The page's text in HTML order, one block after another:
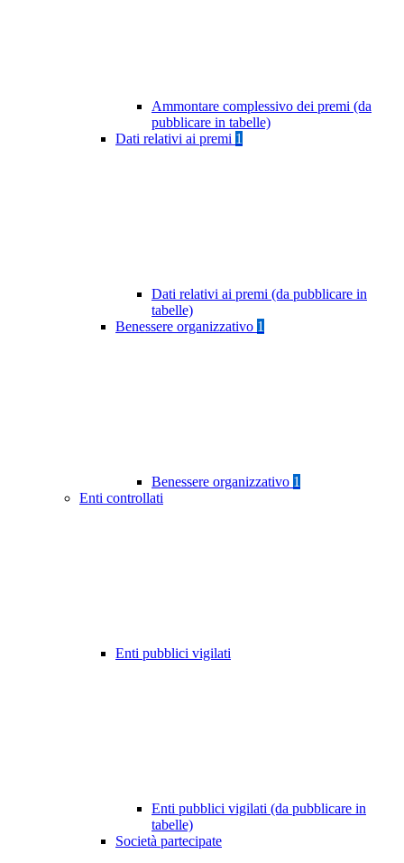
Ammontare complessivo dei premi (da
pubblicare in tabelle)
Dati relativi ai premi 1
Dati relativi ai premi (da pubblicare in
tabelle)
Benessere organizzativo 1
Benessere organizzativo 1
Enti controllati
Enti pubblici vigilati
Enti pubblici vigilati (da pubblicare in
tabelle)
Società partecipate